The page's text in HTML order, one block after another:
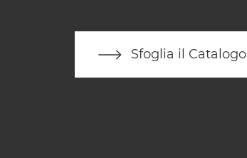
Sfoglia il Catalogo